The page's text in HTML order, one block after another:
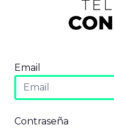
Email
Contraseña